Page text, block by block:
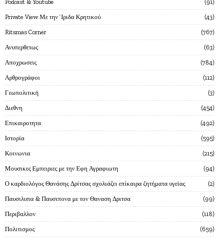
Podcast & Youtube 91
Private View Με την`Ιριδα Κρητικού 43
Ritsmas Corner 767
Ανυπερθετως 63
Αποχρωσεις 784
Αρθρογράφοι 112
Γεωπολιτική 3
Διεθνη 454
Επικαιροτητα 492
Ιστορία 595
Κοινωνια 215
Μουσικες Εμπειριες με την Εφη Αγραφιωτη 94
Ο καρδιολόγος Θανάσης Δρίτσας σχολιάζει επίκαιρα ζητήματα υγείας 2
Παυσιλυπα & Παυσιπονα με τον Θαναση Δριτσα 99
Περιβαλλον 118
Πολιτισμος 659